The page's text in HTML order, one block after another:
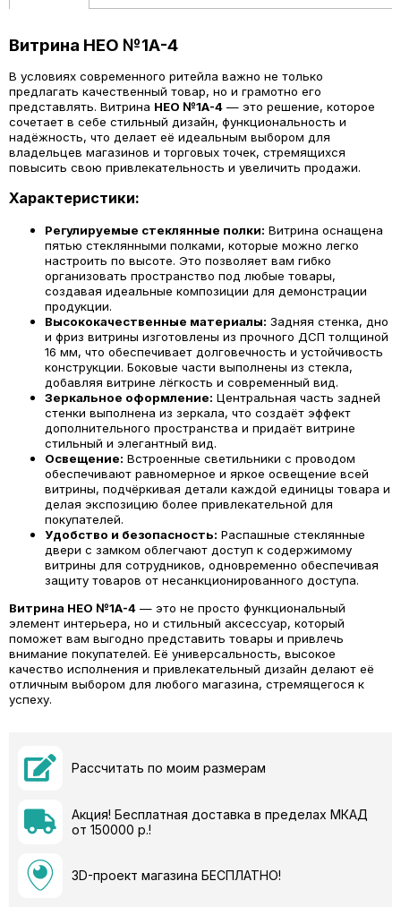
Витрина НЕО №1А-4
В условиях современного ритейла важно не только
предлагать качественный товар, но и грамотно его
представлять. Витрина НЕО №1А-4 — это решение, которое
сочетает в себе стильный дизайн, функциональность и
надёжность, что делает её идеальным выбором для
владельцев магазинов и торговых точек, стремящихся
повысить свою привлекательность и увеличить продажи.
Характеристики:
Регулируемые стеклянные полки: Витрина оснащена
пятью стеклянными полками, которые можно легко
настроить по высоте. Это позволяет вам гибко
организовать пространство под любые товары,
создавая идеальные композиции для демонстрации
продукции.
Высококачественные материалы: Задняя стенка, дно
и фриз витрины изготовлены из прочного ДСП толщиной
16 мм, что обеспечивает долговечность и устойчивость
конструкции. Боковые части выполнены из стекла,
добавляя витрине лёгкость и современный вид.
Зеркальное оформление: Центральная часть задней
стенки выполнена из зеркала, что создаёт эффект
дополнительного пространства и придаёт витрине
стильный и элегантный вид.
Освещение: Встроенные светильники с проводом
обеспечивают равномерное и яркое освещение всей
витрины, подчёркивая детали каждой единицы товара и
делая экспозицию более привлекательной для
покупателей.
Удобство и безопасность: Распашные стеклянные
двери с замком облегчают доступ к содержимому
витрины для сотрудников, одновременно обеспечивая
защиту товаров от несанкционированного доступа.
Витрина НЕО №1А-4 — это не просто функциональный
элемент интерьера, но и стильный аксессуар, который
поможет вам выгодно представить товары и привлечь
внимание покупателей. Её универсальность, высокое
качество исполнения и привлекательный дизайн делают её
отличным выбором для любого магазина, стремящегося к
успеху.
Рассчитать по моим размерам
Акция! Бесплатная доставка в пределах МКАД
от 150000 р.!
3D-проект магазина БЕСПЛАТНО!